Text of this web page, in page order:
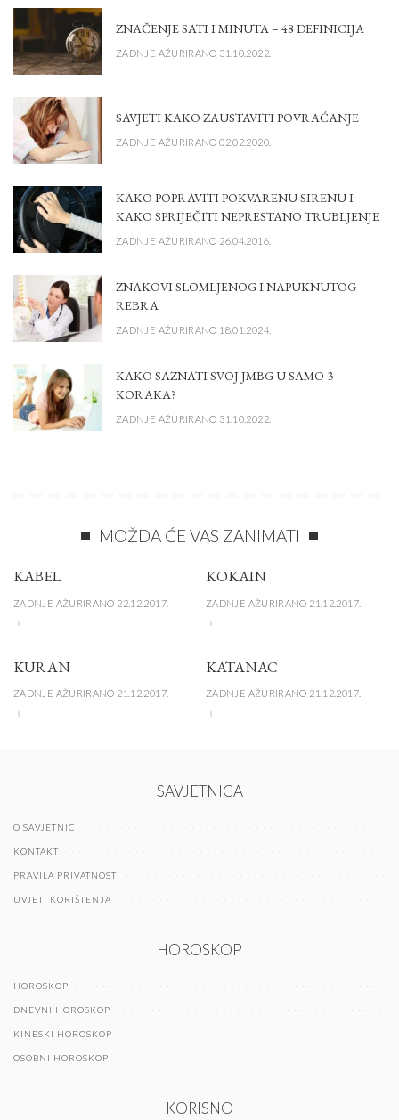
ZNAČENJE SATI I MINUTA – 48 DEFINICIJA
ZADNJE AŽURIRANO 31.10.2022.
SAVJETI KAKO ZAUSTAVITI POVRAĆANJE
ZADNJE AŽURIRANO 02.02.2020.
KAKO POPRAVITI POKVARENU SIRENU I
KAKO SPRIJEČITI NEPRESTANO TRUBLJENJE
ZADNJE AŽURIRANO 26.04.2016.
ZNAKOVI SLOMLJENOG I NAPUKNUTOG
REBRA
ZADNJE AŽURIRANO 18.01.2024.
KAKO SAZNATI SVOJ JMBG U SAMO 3
KORAKA?
ZADNJE AŽURIRANO 31.10.2022.
MOŽDA ĆE VAS ZANIMATI
KABEL
ZADNJE AŽURIRANO 22.12.2017.
KOKAIN
ZADNJE AŽURIRANO 21.12.2017.
KURAN
ZADNJE AŽURIRANO 21.12.2017.
KATANAC
ZADNJE AŽURIRANO 21.12.2017.
SAVJETNICA
O SAVJETNICI
KONTAKT
PRAVILA PRIVATNOSTI
UVJETI KORIŠTENJA
HOROSKOP
HOROSKOP
DNEVNI HOROSKOP
KINESKI HOROSKOP
OSOBNI HOROSKOP
KORISNO